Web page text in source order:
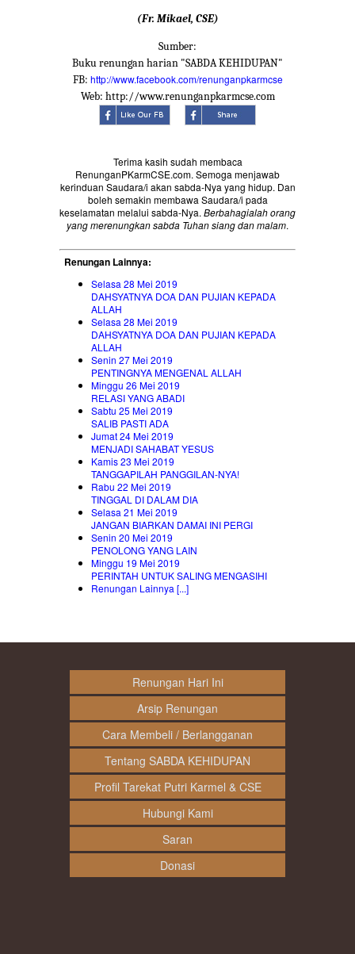
(Fr. Mikael, CSE)
Sumber:
Buku renungan harian "SABDA KEHIDUPAN"
FB: http://www.facebook.com/renunganpkarmcse
Web: http://www.renunganpkarmcse.com
Terima kasih sudah membaca
RenunganPKarmCSE.com. Semoga menjawab
kerinduan Saudara/i akan sabda-Nya yang hidup. Dan
boleh semakin membawa Saudara/i pada
keselamatan melalui sabda-Nya. Berbahagialah orang
yang merenungkan sabda Tuhan siang dan malam.
Renungan Lainnya:
Selasa 28 Mei 2019
DAHSYATNYA DOA DAN PUJIAN KEPADA
ALLAH
Selasa 28 Mei 2019
DAHSYATNYA DOA DAN PUJIAN KEPADA
ALLAH
Senin 27 Mei 2019
PENTINGNYA MENGENAL ALLAH
Minggu 26 Mei 2019
RELASI YANG ABADI
Sabtu 25 Mei 2019
SALIB PASTI ADA
Jumat 24 Mei 2019
MENJADI SAHABAT YESUS
Kamis 23 Mei 2019
TANGGAPILAH PANGGILAN-NYA!
Rabu 22 Mei 2019
TINGGAL DI DALAM DIA
Selasa 21 Mei 2019
JANGAN BIARKAN DAMAI INI PERGI
Senin 20 Mei 2019
PENOLONG YANG LAIN
Minggu 19 Mei 2019
PERINTAH UNTUK SALING MENGASIHI
Renungan Lainnya [...]
Renungan Hari Ini
Arsip Renungan
Cara Membeli / Berlangganan
Tentang SABDA KEHIDUPAN
Profil Tarekat Putri Karmel & CSE
Hubungi Kami
Saran
Donasi